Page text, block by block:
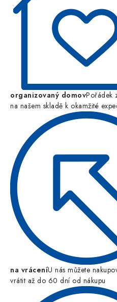
organizovaný domovPořádek
na našem skladě k okamžité
na vráceníU nás můžete
vrátit až do 60 dní od nákupu